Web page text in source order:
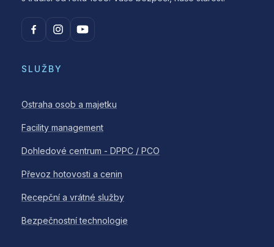
SLUŽBY
Ostraha osob a majetku
Facility management
Dohledové centrum - DPPC / PCO
Převoz hotovosti a cenin
Recepční a vrátné služby
Bezpečnostní technologie